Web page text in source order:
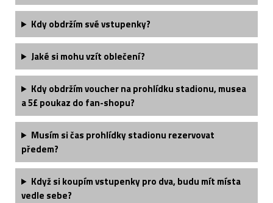
Kdy obdržím své vstupenky?
Jaké si mohu vzít oblečení?
Kdy obdržím voucher na prohlídku stadionu, musea
a 5£ poukaz do fan-shopu?
Musím si čas prohlídky stadionu rezervovat
předem?
Když si koupím vstupenky pro dva, budu mít místa
vedle sebe?